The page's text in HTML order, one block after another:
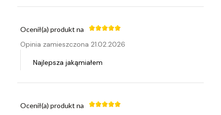
Ocenił(a) produkt na
Opinia zamieszczona 21.02.2026
Najlepsza jakąmiałem
Ocenił(a) produkt na